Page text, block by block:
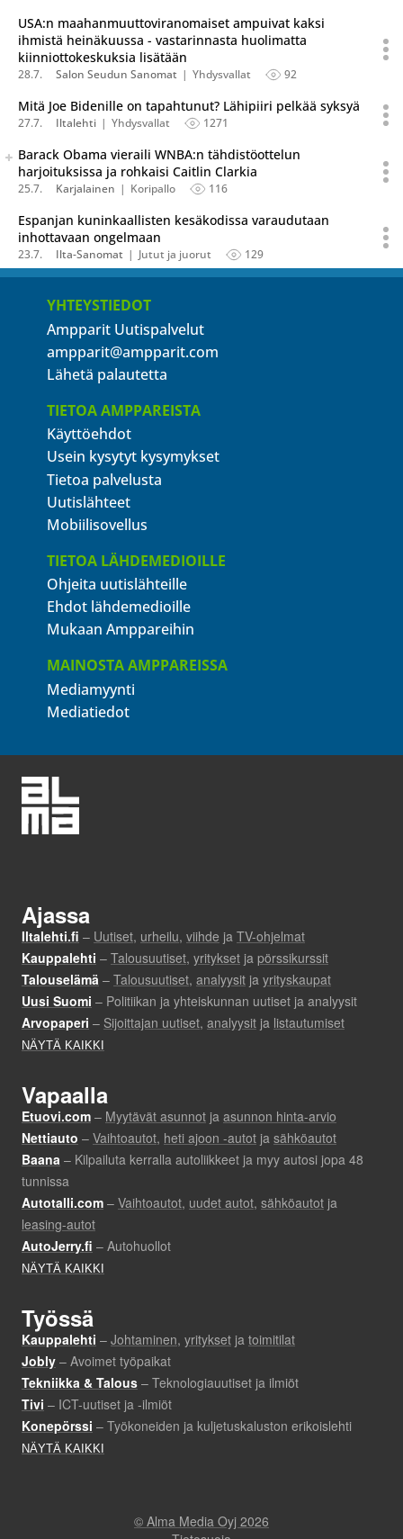
USA:n maahanmuuttoviranomaiset ampuivat kaksi
ihmistä heinäkuussa - vastarinnasta huolimatta
kiinniottokeskuksia lisätään
28.7. Salon Seudun Sanomat Yhdysvallat 92
Mitä Joe Bidenille on tapahtunut? Lähipiiri pelkää syksyä
27.7. Iltalehti Yhdysvallat 1271
Seuraava uutinen on julkaistu useassa eri lähteessä.
Listaa uutisen kaikki versiot
Barack Obama vieraili WNBA:n tähdistöottelun
harjoituksissa ja rohkaisi Caitlin Clarkia
25.7. Karjalainen Koripallo 116
Espanjan kuninkaallisten kesäkodissa varaudutaan
inhottavaan ongelmaan
23.7. Ilta-Sanomat Jutut ja juorut 129
YHTEYSTIEDOT
Ampparit Uutispalvelut
ampparit@ampparit.com
Lähetä palautetta
TIETOA AMPPAREISTA
Käyttöehdot
Usein kysytyt kysymykset
Tietoa palvelusta
Uutislähteet
Mobiilisovellus
TIETOA LÄHDEMEDIOILLE
Ohjeita uutislähteille
Ehdot lähdemedioille
Mukaan Amppareihin
MAINOSTA AMPPAREISSA
Mediamyynti
Mediatiedot